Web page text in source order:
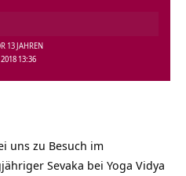
13:36
13 JAHREN
uns zu Besuch im
Sevaka bei Yoga Vidya